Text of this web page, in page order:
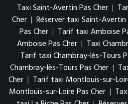
Taxi Saint-Avertin Pas Cher |
Cher | Réserver taxi Saint-Avertin
Pas Cher | Tarif taxi Amboise
Amboise Pas Cher | Taxi
Tarif taxi Chambray-lès-Tours
Chambray-lès-Tours Pas Cher |
Cher | Tarif taxi Montlouis-sur-
Montlouis-sur-Loire Pas Cher |